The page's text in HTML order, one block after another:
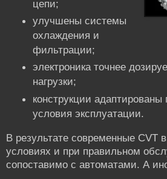
цепи;
улучшены системы
охлаждения и
фильтрации;
электроника точнее
нагрузки;
конструкции
условия эксплуатации.
В результате современные CVT
условиях и при правильном
сопоставимо с автоматами. А